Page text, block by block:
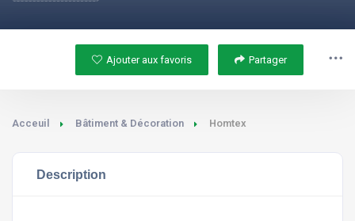
Ajouter aux favoris Partager
Acceuil Bâtiment & Décoration Homtex
Description